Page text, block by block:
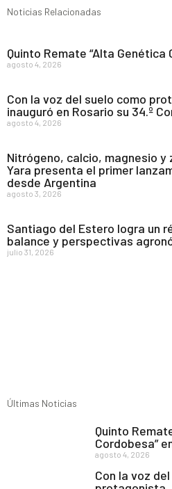
Noticias Relacionadas
Quinto Remate “Alta Genética
agosto 4, 2026
Con la voz del suelo como
inauguró en Rosario su 34.º
agosto 4, 2026
Nitrógeno, calcio, magnesio y
Yara presenta el primer
desde Argentina
agosto 3, 2026
Santiago del Estero logra un
balance y perspectivas
julio 31, 2026
Últimas Noticias
Quinto
Cordobesa”
agosto 4, 2026
Con la voz